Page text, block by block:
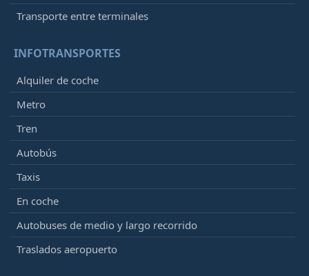
Transporte entre terminales
INFOTRANSPORTES
Alquiler de coche
Metro
Tren
Autobús
Taxis
En coche
Autobuses de medio y largo recorrido
Traslados aeropuerto